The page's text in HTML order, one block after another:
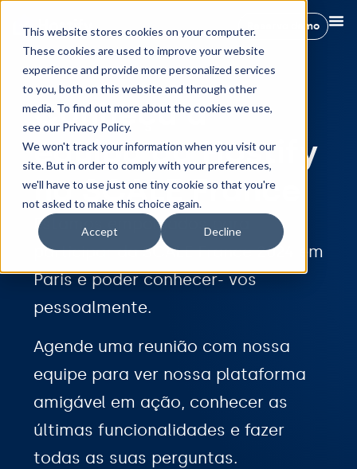
This website stores cookies on your computer.
These cookies are used to improve your website
experience and provide more personalized services
to you, both on this website and through other
media. To find out more about the cookies we use,
see our Privacy Policy.
We won't track your information when you visit our
site. But in order to comply with your preferences,
we'll have to use just one tiny cookie so that you're
not asked to make this choice again.
Accept Decline
Reserva demo
Conheça a
equipa da Hostify
na SCALE France
Estamos empolgados para
participar da SCALE France 2024 em
Paris e poder conhecer- vos
pessoalmente.
Agende uma reunião com nossa
equipe para ver nossa plataforma
amigável em ação, conhecer as
últimas funcionalidades e fazer
todas as suas perguntas.